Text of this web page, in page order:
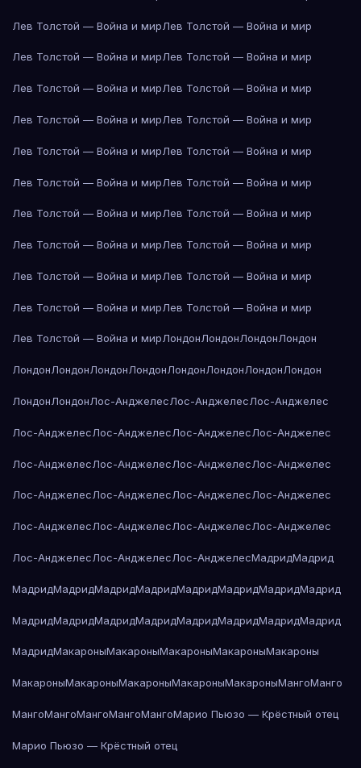
Лев Толстой — Война и мирЛев Толстой — Война и мир
Лев Толстой — Война и мирЛев Толстой — Война и мир
Лев Толстой — Война и мирЛев Толстой — Война и мир
Лев Толстой — Война и мирЛев Толстой — Война и мир
Лев Толстой — Война и мирЛев Толстой — Война и мир
Лев Толстой — Война и мирЛев Толстой — Война и мир
Лев Толстой — Война и мирЛев Толстой — Война и мир
Лев Толстой — Война и мирЛев Толстой — Война и мир
Лев Толстой — Война и мирЛев Толстой — Война и мир
Лев Толстой — Война и мирЛев Толстой — Война и мир
Лев Толстой — Война и мирЛондонЛондонЛондонЛондон
ЛондонЛондонЛондонЛондонЛондонЛондонЛондонЛондон
ЛондонЛондонЛос-АнджелесЛос-АнджелесЛос-Анджелес
Лос-АнджелесЛос-АнджелесЛос-АнджелесЛос-Анджелес
Лос-АнджелесЛос-АнджелесЛос-АнджелесЛос-Анджелес
Лос-АнджелесЛос-АнджелесЛос-АнджелесЛос-Анджелес
Лос-АнджелесЛос-АнджелесЛос-АнджелесЛос-Анджелес
Лос-АнджелесЛос-АнджелесЛос-АнджелесМадридМадрид
МадридМадридМадридМадридМадридМадридМадридМадрид
МадридМадридМадридМадридМадридМадридМадридМадрид
МадридМакароныМакароныМакароныМакароныМакароны
МакароныМакароныМакароныМакароныМакароныМангоМанго
МангоМангоМангоМангоМангоМарио Пьюзо — Крёстный отец
Марио Пьюзо — Крёстный отец